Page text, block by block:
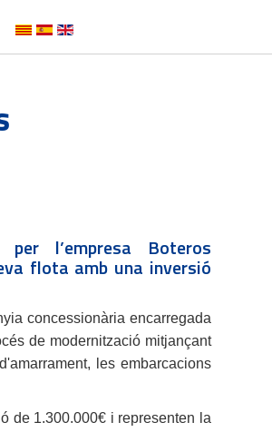
l’empresa Boteros
flota amb una inversió
concessionària encarregada
de modernització mitjançant
les embarcacions
de 1.300.000€ i representen la